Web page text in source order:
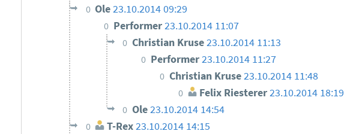
0 Ole23.10.2014 09:29
0 Performer23.10.2014 11:07
0 Christian Kruse23.10.2014 11:13
0 Performer23.10.2014 11:27
0 Christian Kruse23.10.2014 11:48
0 Felix Riesterer23.10.2014 18:19
0 Ole23.10.2014 14:54
0 T-Rex23.10.2014 14:15